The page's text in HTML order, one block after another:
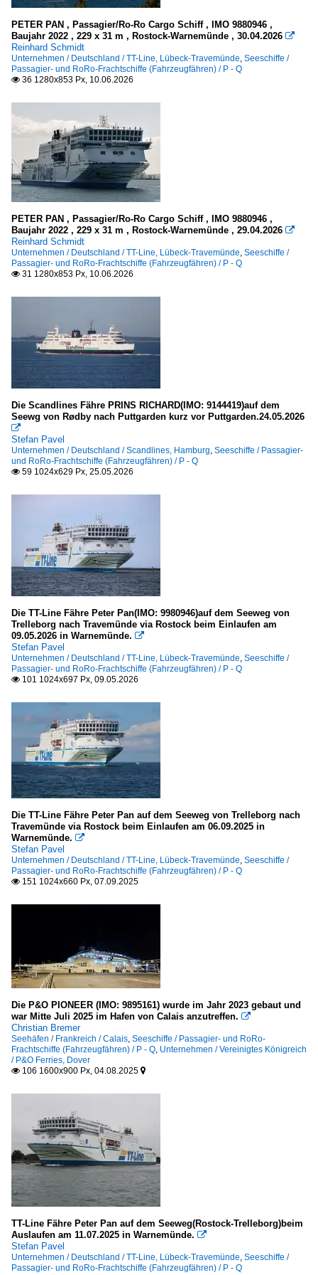
Norwegen
Geirangerfjord
Oslofjord
Europa
Elbe
Inselgruppen, Inseln
Norwegen
Lofoten
Vesteralen
Deutschland
in Schleswig-Holstein a.d. Nordsee
Kroatien
südlich Zadar
Meere, Seegebiete
Deutschland
Europa
Fehmarnbelt
Golf von Neapel
Norwegen
Europäisches Nordmeer
Seehäfen
Belgien
Oostende
Dänemark
Frederikshavn
Kopenhagen
Rönne (Bornholm)
Deutschland
Cuxhaven
Hamburg
Rostock-Warnemünde
Sassnitz
Frankreich
Griechenland
Piräus
Rhodos
Italien
Neapel
Malaysia
2000
2001
2002
2005
2006
2007
2008
2009
2010
2010
2011
2012
2014
2016
2017
2018
2019
2020
2021
2022
2023
2024
2026
PETER PAN , Passagier/Ro-Ro Cargo Schiff , IMO 9880946 ,
Baujahr 2022 , 229 x 31 m , Rostock-Warnemünde , 30.04.2026 
Reinhard Schmidt
Unternehmen / Deutschland / TT-Line, Lübeck-Travemünde, Seeschiffe /
Passagier- und RoRo-Frachtschiffe (Fahrzeugfähren) / P - Q
 36 1280x853 Px, 10.06.2026
PETER PAN , Passagier/Ro-Ro Cargo Schiff , IMO 9880946 ,
Baujahr 2022 , 229 x 31 m , Rostock-Warnemünde , 29.04.2026 
Reinhard Schmidt
Unternehmen / Deutschland / TT-Line, Lübeck-Travemünde, Seeschiffe /
Passagier- und RoRo-Frachtschiffe (Fahrzeugfähren) / P - Q
 31 1280x853 Px, 10.06.2026
Die Scandlines Fähre PRINS RICHARD(IMO: 9144419)auf dem
Seewg von Rødby nach Puttgarden kurz vor Puttgarden.24.05.2026

Stefan Pavel
Unternehmen / Deutschland / Scandlines, Hamburg, Seeschiffe / Passagier-
und RoRo-Frachtschiffe (Fahrzeugfähren) / P - Q
 59 1024x629 Px, 25.05.2026
Die TT-Line Fähre Peter Pan(IMO: 9980946)auf dem Seeweg von
Trelleborg nach Travemünde via Rostock beim Einlaufen am
09.05.2026 in Warnemünde. 
Stefan Pavel
Unternehmen / Deutschland / TT-Line, Lübeck-Travemünde, Seeschiffe /
Passagier- und RoRo-Frachtschiffe (Fahrzeugfähren) / P - Q
 101 1024x697 Px, 09.05.2026
Die TT-Line Fähre Peter Pan auf dem Seeweg von Trelleborg nach
Travemünde via Rostock beim Einlaufen am 06.09.2025 in
Warnemünde. 
Stefan Pavel
Unternehmen / Deutschland / TT-Line, Lübeck-Travemünde, Seeschiffe /
Passagier- und RoRo-Frachtschiffe (Fahrzeugfähren) / P - Q
 151 1024x660 Px, 07.09.2025
Die P&O PIONEER (IMO: 9895161) wurde im Jahr 2023 gebaut und
war Mitte Juli 2025 im Hafen von Calais anzutreffen. 
Christian Bremer
Seehäfen / Frankreich / Calais, Seeschiffe / Passagier- und RoRo-
Frachtschiffe (Fahrzeugfähren) / P - Q, Unternehmen / Vereinigtes Königreich
/ P&O Ferries, Dover
 106 1600x900 Px, 04.08.2025 
TT-Line Fähre Peter Pan auf dem Seeweg(Rostock-Trelleborg)beim
Auslaufen am 11.07.2025 in Warnemünde. 
Stefan Pavel
Unternehmen / Deutschland / TT-Line, Lübeck-Travemünde, Seeschiffe /
Passagier- und RoRo-Frachtschiffe (Fahrzeugfähren) / P - Q